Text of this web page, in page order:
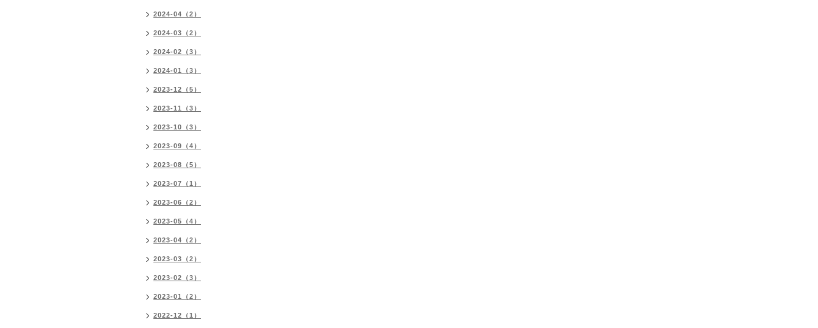
2024-04（2）
2024-03（2）
2024-02（3）
2024-01（3）
2023-12（5）
2023-11（3）
2023-10（3）
2023-09（4）
2023-08（5）
2023-07（1）
2023-06（2）
2023-05（4）
2023-04（2）
2023-03（2）
2023-02（3）
2023-01（2）
2022-12（1）